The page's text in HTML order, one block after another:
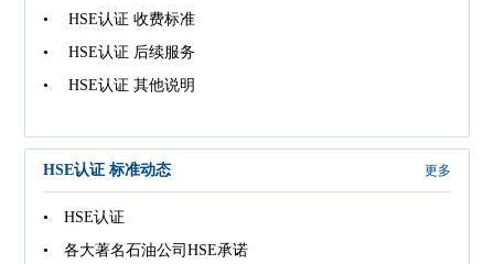
• HSE认证 收费标准
• HSE认证 后续服务
• HSE认证 其他说明
HSE认证 标准动态 更多
• HSE认证
• 各大著名石油公司HSE承诺